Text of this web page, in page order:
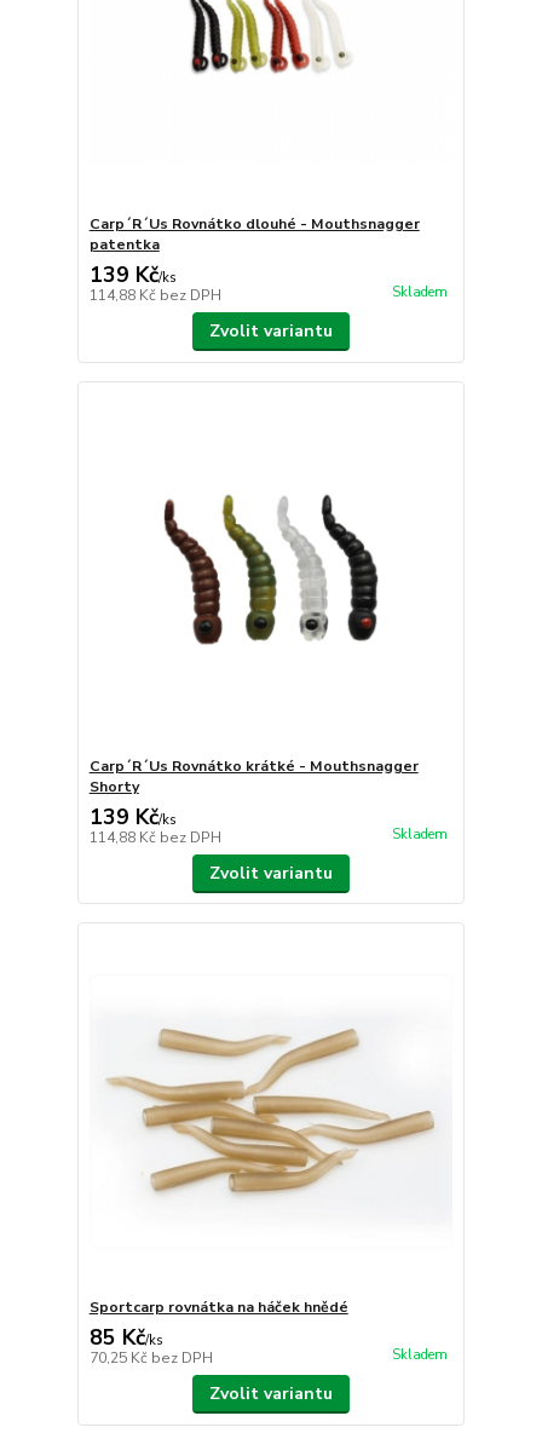
Carp´R´Us Rovnátko dlouhé - Mouthsnagger
patentka
139 Kč/ks
114,88 Kč bez DPH Skladem
Zvolit variantu
Carp´R´Us Rovnátko krátké - Mouthsnagger
Shorty
139 Kč/ks
114,88 Kč bez DPH Skladem
Zvolit variantu
Sportcarp rovnátka na háček hnědé
85 Kč/ks
70,25 Kč bez DPH Skladem
Zvolit variantu